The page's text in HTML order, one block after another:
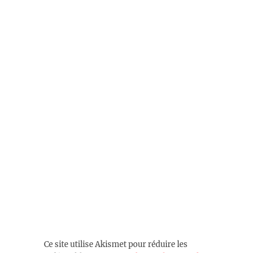
Ce site utilise Akismet pour réduire les